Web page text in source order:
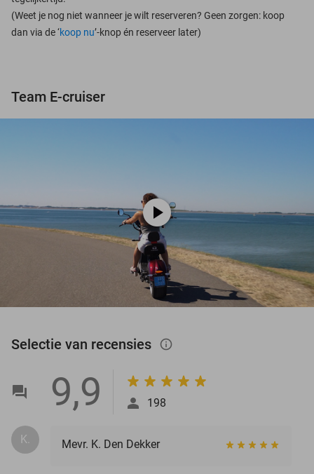
(Weet je nog niet wanneer je wilt reserveren? Geen zorgen: koop
dan via de ‘koop nu’-knop én reserveer later)
Team E-cruiser
play_circle
Selectie van recensies info_outlined
9,9 198
K. Mevr. K. Den Dekker